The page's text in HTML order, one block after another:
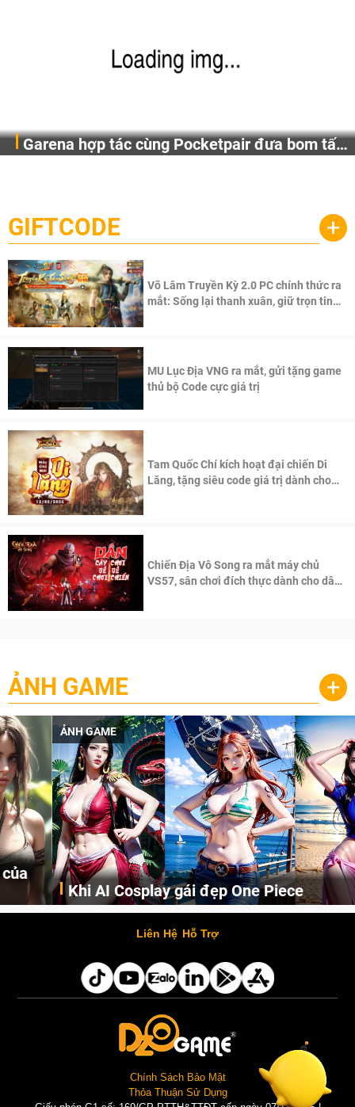
Garena hợp tác cùng Pocketpair đưa bom tấn
cầu, theo giấy phép chính thức từ công ty game Nhật Bản
Pocketpair, Inc.
GIFTCODE +
Võ Lâm Truyền Kỳ 2.0 PC chính thức ra
mắt: Sống lại thanh xuân, giữ trọn tinh
MU Lục Địa VNG ra mắt, gửi tặng game
thủ bộ Code cực giá trị
Tam Quốc Chí kích hoạt đại chiến Di
Lăng, tặng siêu code giá trị dành cho
Chiến Địa Vô Song ra mắt máy chủ
VS57, sân chơi đích thực dành cho dân
ẢNH GAME +
ẢNH GAME
Khi AI Cosplay gái đẹp One Piece
Những cô nàng nóng bỏng Boa Hancock, Nico Robin, Nami, Yamato hay Perona được AI vẽ lại dưới hình thức Cosplay cực kỳ chuẩn chỉnh.
Liên Hệ Hỗ Trợ
Chính Sách Bảo Mật
Thỏa Thuận Sử Dụng